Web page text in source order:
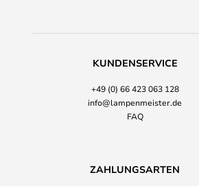
KUNDENSERVICE
+49 (0) 66 423 063 128
info@lampenmeister.de
FAQ
ZAHLUNGSARTEN